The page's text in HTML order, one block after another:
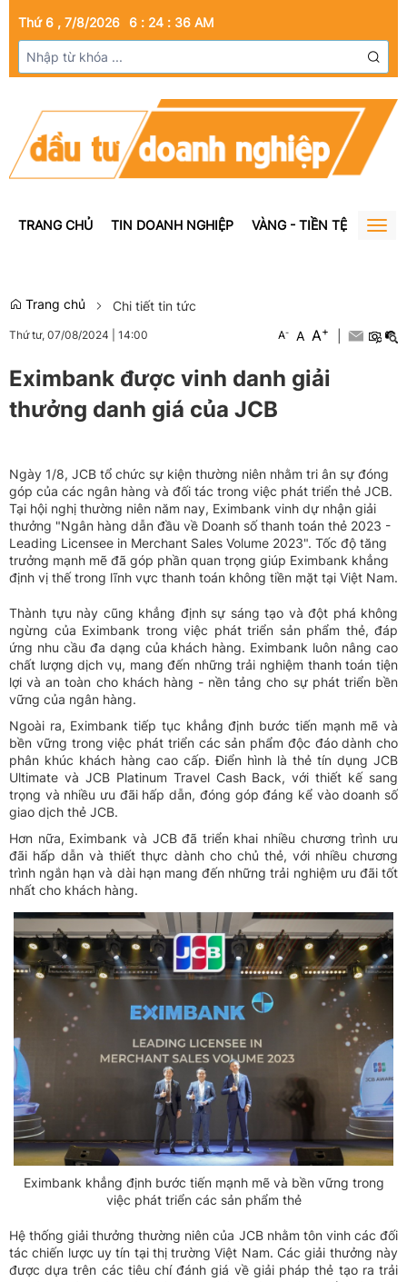
Thứ 6 , 7/8/2026 6 : 24 : 36 AM
TRANG CHỦ TIN DOANH NGHIỆP VÀNG - TIỀN TỆ BẤT
Trang chủ Chi tiết tin tức
Thứ tư, 07/08/2024 14:00 A- A A+
Eximbank được vinh danh giải
thưởng danh giá của JCB
Ngày 1/8, JCB tổ chức sự kiện thường niên nhằm tri ân sự đóng
góp của các ngân hàng và đối tác trong việc phát triển thẻ JCB.
Tại hội nghị thường niên năm nay, Eximbank vinh dự nhận giải
thưởng "Ngân hàng dẫn đầu về Doanh số thanh toán thẻ 2023 -
Leading Licensee in Merchant Sales Volume 2023". Tốc độ tăng
trưởng mạnh mẽ đã góp phần quan trọng giúp Eximbank khẳng
định vị thế trong lĩnh vực thanh toán không tiền mặt tại Việt Nam.
Thành tựu này cũng khẳng định sự sáng tạo và đột phá không
ngừng của Eximbank trong việc phát triển sản phẩm thẻ, đáp
ứng nhu cầu đa dạng của khách hàng. Eximbank luôn nâng cao
chất lượng dịch vụ, mang đến những trải nghiệm thanh toán tiện
lợi và an toàn cho khách hàng - nền tảng cho sự phát triển bền
vững của ngân hàng.
Ngoài ra, Eximbank tiếp tục khẳng định bước tiến mạnh mẽ và
bền vững trong việc phát triển các sản phẩm độc đáo dành cho
phân khúc khách hàng cao cấp. Điển hình là thẻ tín dụng JCB
Ultimate và JCB Platinum Travel Cash Back, với thiết kế sang
trọng và nhiều ưu đãi hấp dẫn, đóng góp đáng kể vào doanh số
giao dịch thẻ JCB.
Hơn nữa, Eximbank và JCB đã triển khai nhiều chương trình ưu
đãi hấp dẫn và thiết thực dành cho chủ thẻ, với nhiều chương
trình ngắn hạn và dài hạn mang đến những trải nghiệm ưu đãi tốt
nhất cho khách hàng.
Eximbank khẳng định bước tiến mạnh mẽ và bền vững trong
việc phát triển các sản phẩm thẻ
Hệ thống giải thưởng thường niên của JCB nhằm tôn vinh các đối
tác chiến lược uy tín tại thị trường Việt Nam. Các giải thưởng này
được dựa trên các tiêu chí đánh giá về giải pháp thẻ tạo ra trải